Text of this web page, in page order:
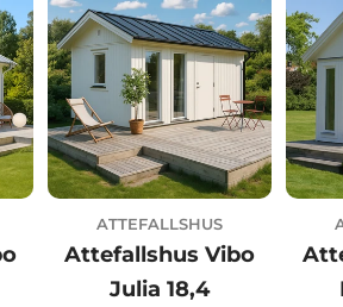
ATTEFALLSHUS
Attefallshus Vibo
Julia 18,4